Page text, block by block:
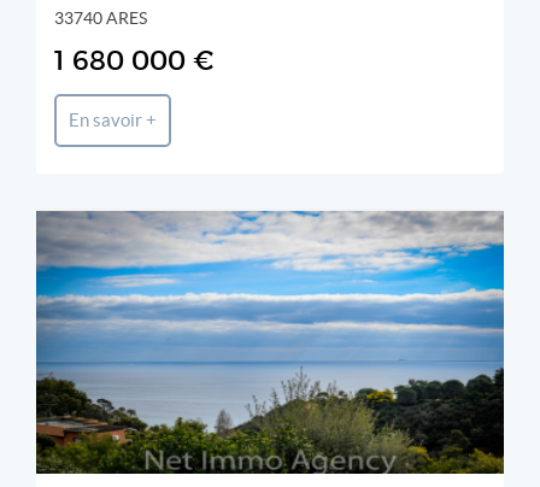
33740 ARES
1 680 000 €
En savoir +
NET IMMO AGENCY